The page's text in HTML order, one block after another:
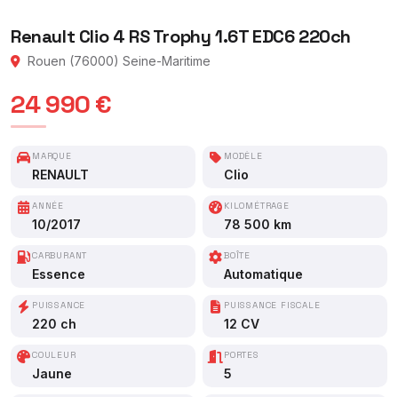
Renault Clio 4 RS Trophy 1.6T EDC6 220ch
Rouen (76000) Seine-Maritime
24 990 €
MARQUE
RENAULT
MODÈLE
Clio
ANNÉE
10/2017
KILOMÉTRAGE
78 500 km
CARBURANT
Essence
BOÎTE
Automatique
PUISSANCE
220 ch
PUISSANCE FISCALE
12 CV
COULEUR
Jaune
PORTES
5